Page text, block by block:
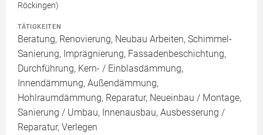
Röckingen)
TÄTIGKEITEN
Beratung, Renovierung, Neubau Arbeiten, Schimmel-
Sanierung, Imprägnierung, Fassadenbeschichtung,
Durchführung, Kern- / Einblasdämmung,
Innendämmung, Außendämmung,
Hohlraumdämmung, Reparatur, Neueinbau / Montage,
Sanierung / Umbau, Innenausbau, Ausbesserung /
Reparatur, Verlegen